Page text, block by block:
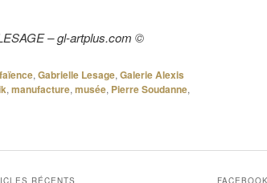
–gl-artplus.com ©
faïence, Gabrielle Lesage, Galerie Alexis
, manufacture, musée, Pierre Soudanne,
RÉCENTS